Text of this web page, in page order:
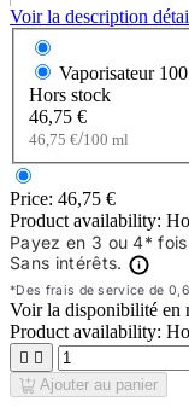
Voir la description
Vaporisateur
Hors stock
46,75 €
46,75 €/100 ml
Price: 46,75 €
Product availability:
Voir la disponibilité en
Product availability:
 
Ajouter au panier